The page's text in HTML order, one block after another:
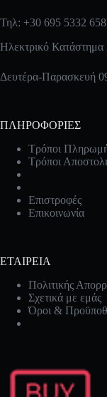
Τηλ: +30 695 5332 658
Ηλεκτρικό
Δευτέρα-Παρασκευή
ΠΛΗΡΟΦΟΡΙΕΣ
Τρόποι
Τρόποι
Επιστροφές
Επικοινωνία
ΕΤΑΙΡΕΙΑ
Πολιτικής
Σχετικά με εμάς
Όροι &